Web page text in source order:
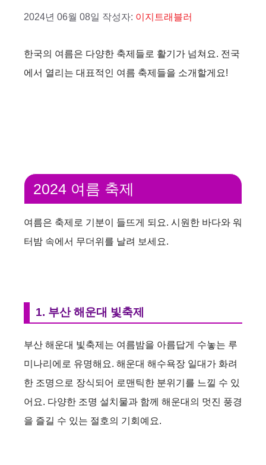
2024년 06월 08일 작성자: 이지트래블러
한국의 여름은 다양한 축제들로 활기가 넘쳐요. 전국
에서 열리는 대표적인 여름 축제들을 소개할게요!
2024 여름 축제
여름은 축제로 기분이 들뜨게 되요. 시원한 바다와 워
터밤 속에서 무더위를 날려 보세요.
1. 부산 해운대 빛축제
부산 해운대 빛축제는 여름밤을 아름답게 수놓는 루
미나리에로 유명해요. 해운대 해수욕장 일대가 화려
한 조명으로 장식되어 로맨틱한 분위기를 느낄 수 있
어요. 다양한 조명 설치물과 함께 해운대의 멋진 풍경
을 즐길 수 있는 절호의 기회예요.